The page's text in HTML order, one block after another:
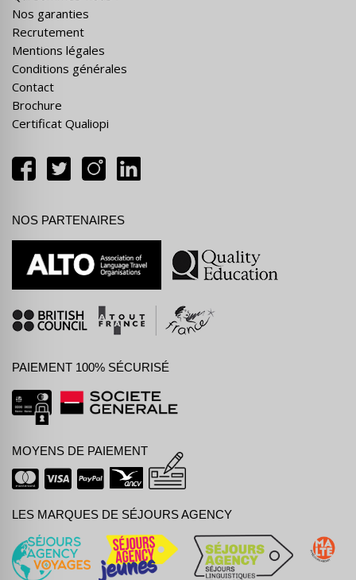
Nos garanties
Recrutement
Mentions légales
Conditions générales
Contact
Brochure
Certificat Qualiopi
NOS PARTENAIRES
PAIEMENT 100% SÉCURISÉ
MOYENS DE PAIEMENT
LES MARQUES DE SÉJOURS AGENCY